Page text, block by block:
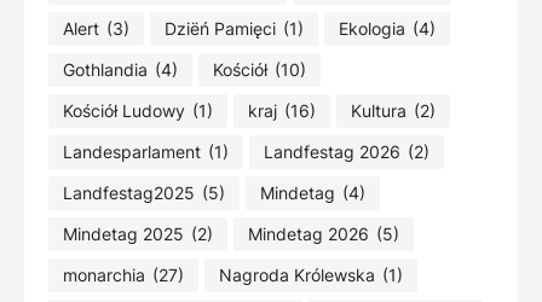
Alert (3) Dziëń Pamięci (1) Ekologia (4)
Gothlandia (4) Kościół (10)
Kościół Ludowy (1) kraj (16) Kultura (2)
Landesparlament (1) Landfestag 2026 (2)
Landfestag2025 (5) Mindetag (4)
Mindetag 2025 (2) Mindetag 2026 (5)
monarchia (27) Nagroda Królewska (1)